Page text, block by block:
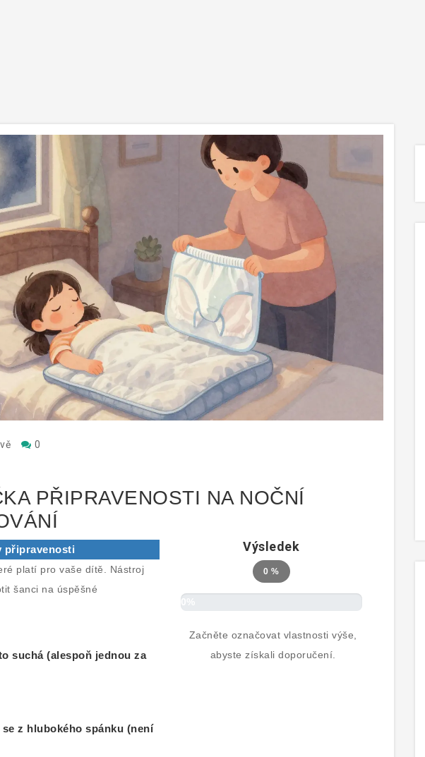
0
PŘIPRAVENOSTI NA NOČNÍ
připravenosti
platí pro vaše dítě. Nástroj
šanci na úspěšné
suchá (alespoň jednou za
z hlubokého spánku (není
Výsledek
0 %
0%
Začněte označovat vlastnosti výše,
abyste získali doporučení.